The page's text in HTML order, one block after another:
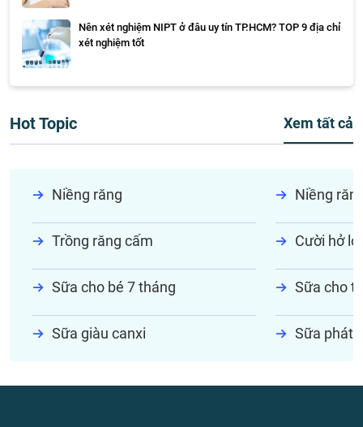
Nên xét nghiệm NIPT ở đâu uy tín TP.HCM? TOP 9 địa chỉ
xét nghiệm tốt
Hot Topic Xem tất cả
Niềng răng Niềng
Trồng răng cấm Cười hở lợi
Sữa cho bé 7 tháng Sữa cho
Sữa giàu canxi Sữa phát